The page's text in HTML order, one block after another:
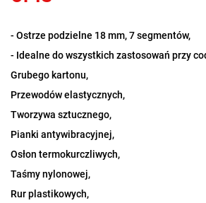
- Ostrze podzielne 18 mm, 7 segmentów,
- Idealne do wszystkich zastosowań przy
Grubego kartonu,
Przewodów elastycznych,
Tworzywa sztucznego,
Pianki antywibracyjnej,
Osłon termokurczliwych,
Taśmy nylonowej,
Rur plastikowych,